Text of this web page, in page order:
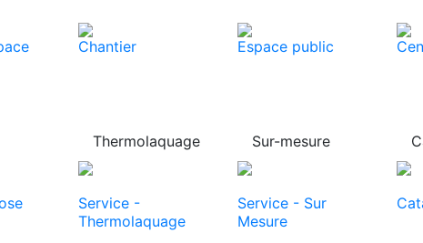
Chantier Espace public
Thermolaquage Sur-mesure
Service -
Thermolaquage
Service - Sur
Mesure